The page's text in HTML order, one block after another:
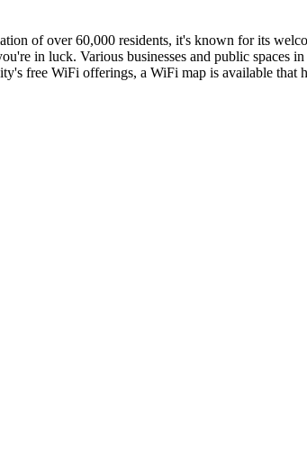
of over 60,000 residents, it's known for its
in luck. Various businesses and public spaces
free WiFi offerings, a WiFi map is available